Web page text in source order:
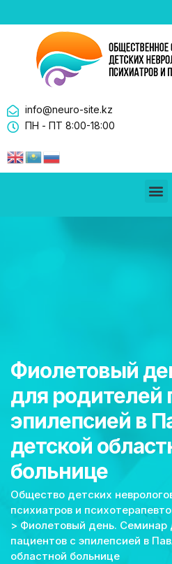
info@neuro-site.kz
ПН - ПТ 8:00-18:00
Фиолетовый
для родителей
эпилепсией в
детской
больнице
Общество детских
психиатров и
> Фиолетовый день. Семинар
пациентов с эпилепсией в
областной больнице